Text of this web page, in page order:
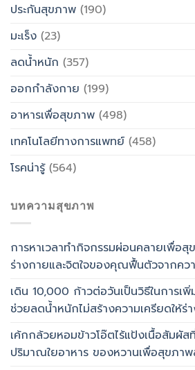
ประกันสุขภาพ (190)
มะเร็ง (23)
ลดน้ำหนัก (357)
ออกกำลังกาย (199)
อาหารเพื่อสุขภาพ (498)
เทคโนโลยีทางการแพทย์ (458)
โรคน่ารู้(564)
บทความสุขภาพ
การหาเวลาทำกิจกรรมผ่อนคลายเพื่อ
ร่างกายและจิตใจของคุณฟื้นตัวจากคว
เดิน 10,000 ก้าวต่อวันเป็นวิธีในการเ
ช่วยลดน้ำหนักไม่สร้างความเครียดให้ร่
เค้กกล้วยหอมข้าวโอ๊ตไร้แป้งเนื้อสัมผัส
ปริมาณใยอาหาร ของหวานเพื่อสุขภา